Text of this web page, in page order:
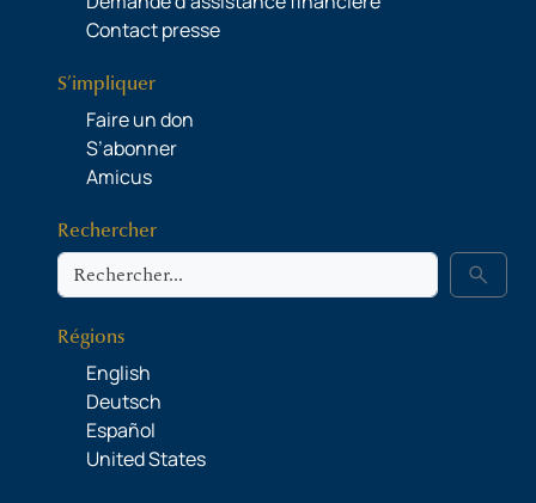
Contact presse
S’impliquer
Faire un don
S’abonner
Amicus
Rechercher
Rechercher search
Régions
English
Deutsch
Español
United States